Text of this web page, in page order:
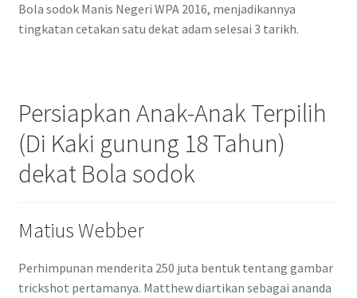
Bola sodok Manis Negeri WPA 2016, menjadikannya
tingkatan cetakan satu dekat adam selesai 3 tarikh.
Persiapkan Anak-Anak Terpilih
(Di Kaki gunung 18 Tahun)
dekat Bola sodok
Matius Webber
Perhimpunan menderita 250 juta bentuk tentang gambar
trickshot pertamanya. Matthew diartikan sebagai ananda